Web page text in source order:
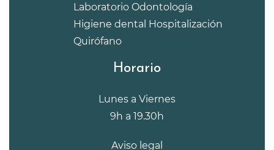
Laboratorio Odontología
Higiene dental Hospitalización
Quirófano
Horario
Lunes a Viernes
9h a 19.30h
Aviso legal